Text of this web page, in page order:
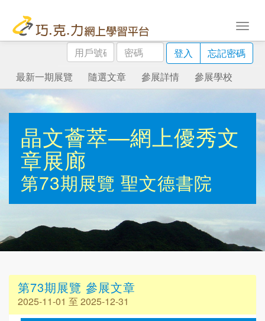
用
戶
號
碼
密
碼
登入
忘記密碼
最新一期展覽
隨選文章 參展詳情 參展學校
晶文薈萃—網上優秀文
章展廊
第73期展覽 聖文德書院
第73期展覽 參展文章
2025-11-01 至 2025-12-31